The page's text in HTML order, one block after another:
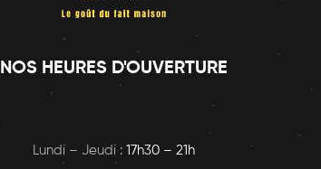
NOS HEURES D'OUVERTURE
Lundi – Jeudi :17h30 – 21h